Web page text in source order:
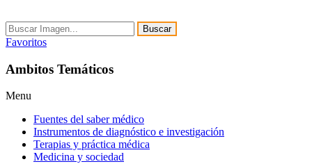
Buscar
Favoritos
Ambitos Temáticos
Menu
Fuentes del saber médico
Instrumentos de diagnóstico e investigación
Terapias y práctica médica
Medicina y sociedad